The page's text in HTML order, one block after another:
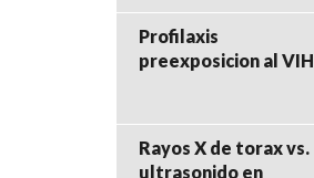
Profilaxis
preexposicion al VIH
Rayos X de torax vs.
ultrasonido en